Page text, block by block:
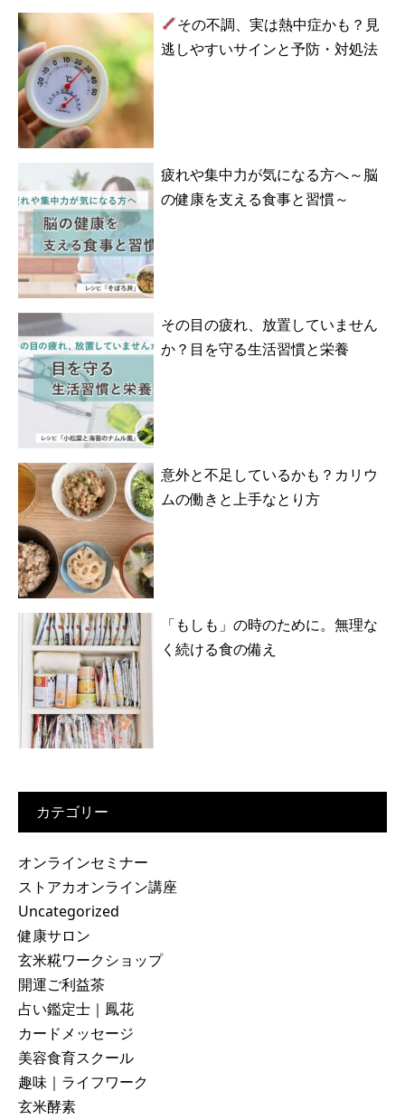
その不調、実は熱中症かも？見
逃しやすいサインと予防・対処法
疲れや集中力が気になる方へ～脳
の健康を支える食事と習慣～
その目の疲れ、放置していません
か？目を守る生活習慣と栄養
意外と不足しているかも？カリウ
ムの働きと上手なとり方
「もしも」の時のために。無理な
く続ける食の備え
カテゴリー
オンラインセミナー
ストアカオンライン講座
Uncategorized
健康サロン
玄米糀ワークショップ
開運ご利益茶
占い鑑定士｜鳳花
カードメッセージ
美容食育スクール
趣味｜ライフワーク
玄米酵素